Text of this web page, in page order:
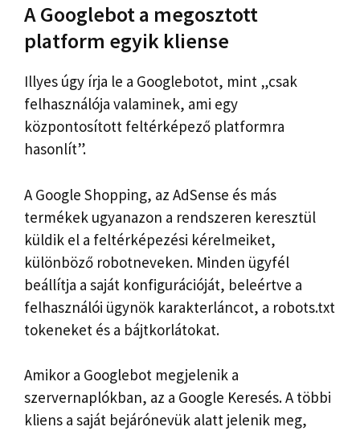
A Googlebot a megosztott
platform egyik kliense
Illyes úgy írja le a Googlebotot, mint „csak
felhasználója valaminek, ami egy
központosított feltérképező platformra
hasonlít”.
A Google Shopping, az AdSense és más
termékek ugyanazon a rendszeren keresztül
küldik el a feltérképezési kérelmeiket,
különböző robotneveken. Minden ügyfél
beállítja a saját konfigurációját, beleértve a
felhasználói ügynök karakterláncot, a robots.txt
tokeneket és a bájtkorlátokat.
Amikor a Googlebot megjelenik a
szervernaplókban, az a Google Keresés. A többi
kliens a saját bejárónevük alatt jelenik meg,